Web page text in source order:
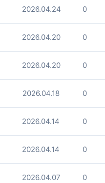
2026.04.24 0
2026.04.20 0
2026.04.20 0
2026.04.18 0
2026.04.14 0
2026.04.14 0
2026.04.07 0